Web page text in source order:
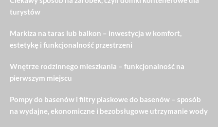
turystów
Markiza na taras lub balkon – inwestycja w komfort,
estetykę i funkcjonalność przestrzeni
Wnętrze rodzinnego mieszkania – funkcjonalność na
pierwszym miejscu
Pompy do basenów i filtry piaskowe do basenów – sposób
na wydajne, ekonomiczne i bezobsługowe utrzymanie wody